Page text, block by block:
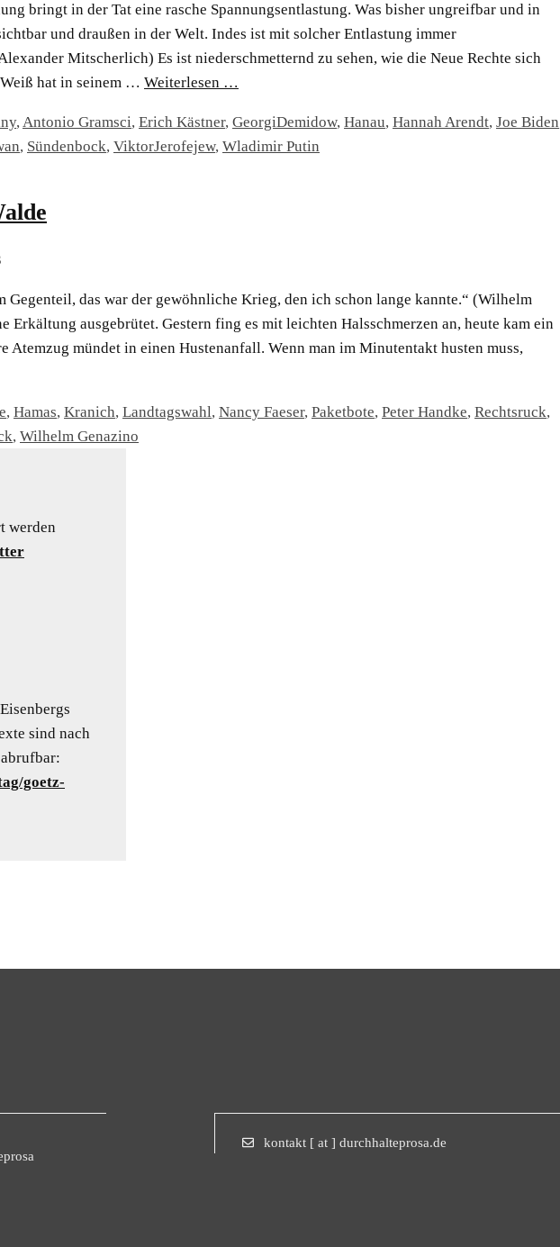
bringt in der Tat eine rasche Spannungsentlastung. Was bisher ungreifbar und in
und draußen in der Welt. Indes ist mit solcher Entlastung immer
Mitscherlich) Es ist niederschmetternd zu sehen, wie die Neue Rechte sich
hat in seinem … Weiterlesen …
, Antonio Gramsci, Erich Kästner, GeorgiDemidow, Hanau, Hannah Arendt, Joe Biden
, Sündenbock, ViktorJerofejew, Wladimir Putin
Gegenteil, das war der gewöhnliche Krieg, den ich schon lange kannte.“ (Wilhelm
Erkältung ausgebrütet. Gestern fing es mit leichten Halsschmerzen an, heute kam ein
Atemzug mündet in einen Hustenanfall. Wenn man im Minutentakt husten muss,
, Hamas, Kranich, Landtagswahl, Nancy Faeser, Paketbote, Peter Handke, Rechtsruck,
, Wilhelm Genazino
werden
sind nach
goetz-
kontakt [ at ] durchhalteprosa.de